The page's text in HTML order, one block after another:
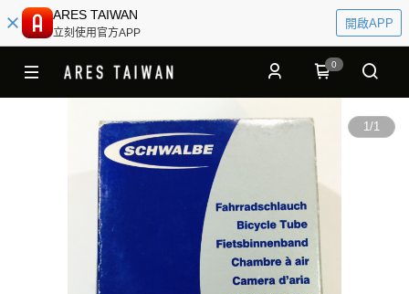
ARES TAIWAN
立刻使用官方APP
開啟APP
0
1/1